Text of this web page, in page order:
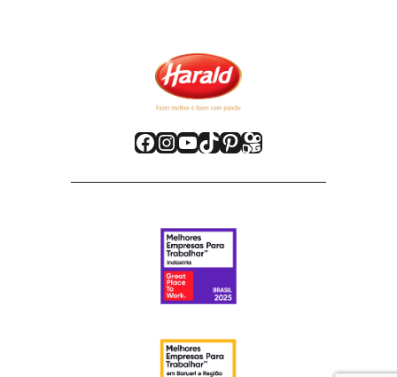
Facebook
Instagram
Youtube
TikTok
Pinterest
Kwai